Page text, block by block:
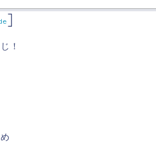
]
！